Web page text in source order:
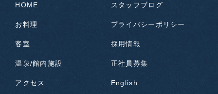
HOME
お料理
客室
温泉/館内施設
アクセス
スタッフブログ
プライバシーポリシー
採用情報
正社員募集
English